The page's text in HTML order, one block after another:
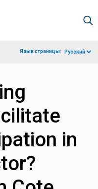
Язык страницы: Русский
in